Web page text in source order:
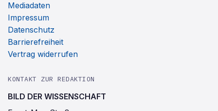
Mediadaten
Impressum
Datenschutz
Barrierefreiheit
Vertrag widerrufen
KONTAKT ZUR REDAKTION
BILD DER WISSENSCHAFT